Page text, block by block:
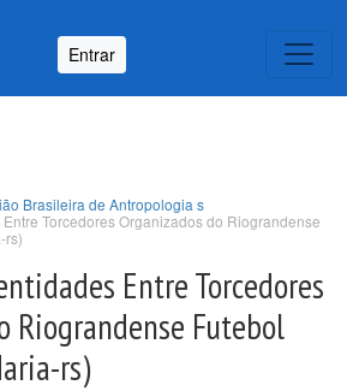
Entrar
Brasileira de Antropologia s
Torcedores Organizados do Riograndense
rs)
Entre Torcedores
Riograndense Futebol
rs)